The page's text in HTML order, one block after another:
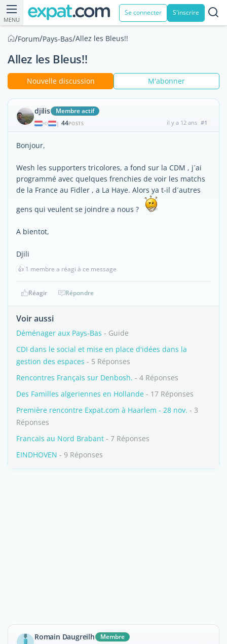
MENU
Se connecter S'inscrire
/Forum/Pays-Bas/Allez les Bleus!!
Allez les Bleus!!
Nouvelle discussion M'abonner
djilis Membre actif
| 44POSTS il y a 12 ans #1
Bonjour,
Wesh les supporters tricolores, a fond sur la CDM , j´ai
programmé avec quelques frenchies de voir les matchs
de la France au Fidler , a La Haye. Alors ya t-il d´autres
gens qui veulent se joindre a nous ?
A bientot,
Djili
👍 1 membre a réagi à ce message
Réagir Répondre
Voir aussi
Déménager aux Pays-Bas - Guide
CDI dans le social et mise en place d'idées dans la
gestion des espaces - 5 Réponses
Rencontres Français sur Denbosh. - 4 Réponses
Des Familles algeriennes en Hollande - 17 Réponses
Première rencontre Expat.com à Haarlem - 28 nov. - 3
Réponses
Francais au Nord Brabant - 7 Réponses
EINDHOVEN - 9 Réponses
Romain Daugreilh Membre